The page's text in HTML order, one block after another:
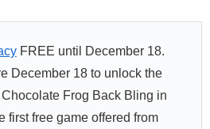
FREE until December 18.
December 18 to unlock the
Frog Back Bling in
first free game offered from